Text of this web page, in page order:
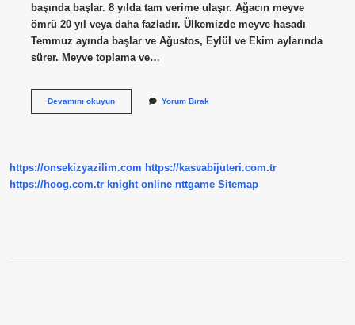
başında başlar. 8 yılda tam verime ulaşır. Ağacın meyve
ömrü 20 yıl veya daha fazladır. Ülkemizde meyve hasadı
Temmuz ayında başlar ve Ağustos, Eylül ve Ekim aylarında
sürer. Meyve toplama ve…
Devamını okuyunHint
Yorum Bırak
https://onsekizyazilim.com https://kasvabijuteri.com.tr
https://hoog.com.tr knight online nttgame Sitemap